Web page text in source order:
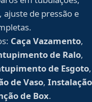
de pressão e
Caça Vazamento,
de Ralo,
de Esgoto,
de Vaso, Instalação
de Box.